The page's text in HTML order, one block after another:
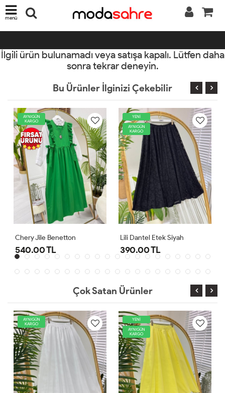
menü
İlgili ürün bulunamadı veya satışa kapalı. Lütfen daha
sonra tekrar deneyin.
Bu Ürünler İlginizi Çekebilir
AYNIGÜN
KARGO
Lili Dantel Etek Siyah
390.00 TL
YENİ
AYNIGÜN
Selin Etek Fuşya
550.00 TL
Çok Satan Ürünler
YENİ
AYNIGÜN
KARGO
AYNIGÜN
KARGO